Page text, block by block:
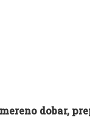
dobar,